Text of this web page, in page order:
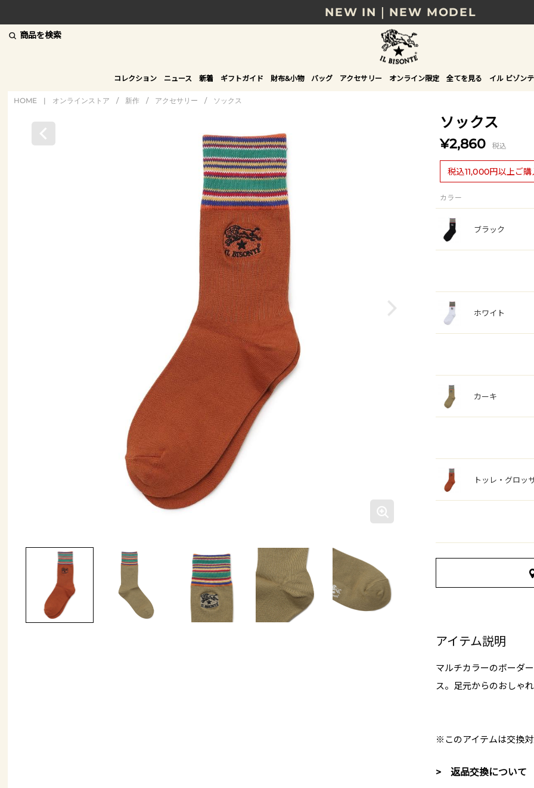
NEW IN｜NEW MODEL
8/17(月)10時まで｜税込11,000円以上で送料無
贈る相手やシーンから選べる、新しいギフトガ
NEW IN｜COLOR LEATHER
商品を検索
コレクション ニュース 新着 ギフトガイド 財布&小物 バッグ アクセサリー オンライン限定 全てを見る イル ビゾン
HOME | オンラインストア / 新作 / アクセサリー / ソックス
ソックス
¥2,860 税込
税込11,000円以上ご
カラー
ブラック
ホワイト
カーキ
トッレ・グロッ
アイテム説明
マルチカラーのボーダ
ス。足元からのおしゃ
※このアイテムは交換
> 返品交換について